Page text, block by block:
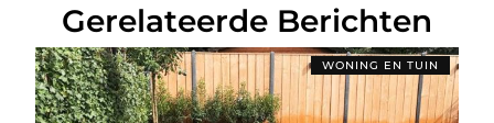
Gerelateerde Berichten
WONING EN TUIN